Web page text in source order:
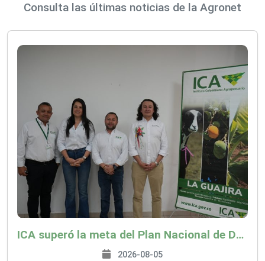
Consulta las últimas noticias de la Agronet
ICA superó la meta del Plan Nacional de Desarrollo y abrió 61 mercados internacionales
2026-08-05